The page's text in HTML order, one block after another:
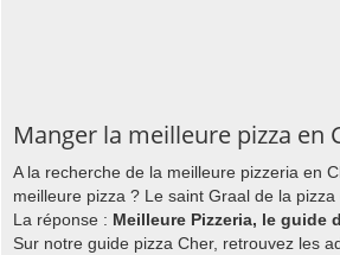
Manger la meilleure pizza en
A la recherche de la meilleure pizzeria en
meilleure pizza ? Le saint Graal de la
La réponse : Meilleure Pizzeria, le guide
Sur notre guide pizza Cher, retrouvez les